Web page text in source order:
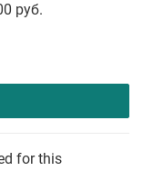
руб.
for this